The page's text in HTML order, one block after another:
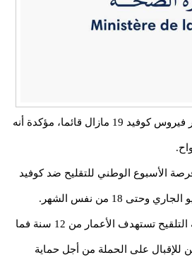
قالت وزارة الصحة إن خطر فيروس كوفيد 19 مازال قائما، مؤكدة أنه
الأسبوع الوطني للتقليح ضد كوفيد
وأوضحت الوزارة، أن حملة التلقيح تستهدف الأعمار من 12 سنة فما
للإقبال على الحملة من أجل حماية